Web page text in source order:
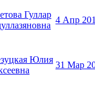
Гуллар
4 Апр
Юлия
31 Мар